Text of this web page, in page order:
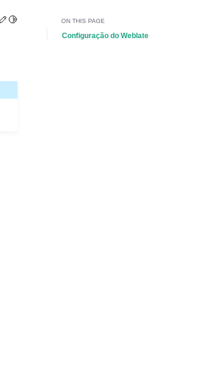
Edit this page
Toggle Light / Dark / Auto color theme
ON THIS PAGE
Configuração do Weblate